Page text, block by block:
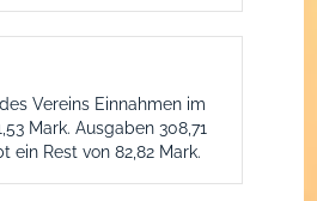
Vereins Einnahmen im
Mark. Ausgaben 308,71
ein Rest von 82,82 Mark.